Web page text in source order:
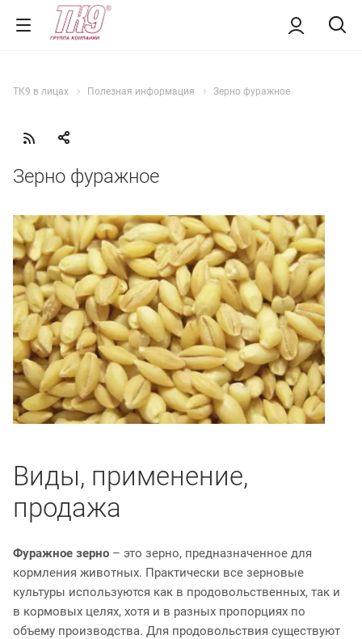
ТК9 в лицах Полезная информация Зерно фуражное
Зерно фуражное
Виды, применение,
продажа
Фуражное зерно – это зерно, предназначенное для
кормления животных. Практически все зерновые
культуры используются как в продовольственных, так и
в кормовых целях, хотя и в разных пропорциях по
объему производства. Для продовольствия существуют